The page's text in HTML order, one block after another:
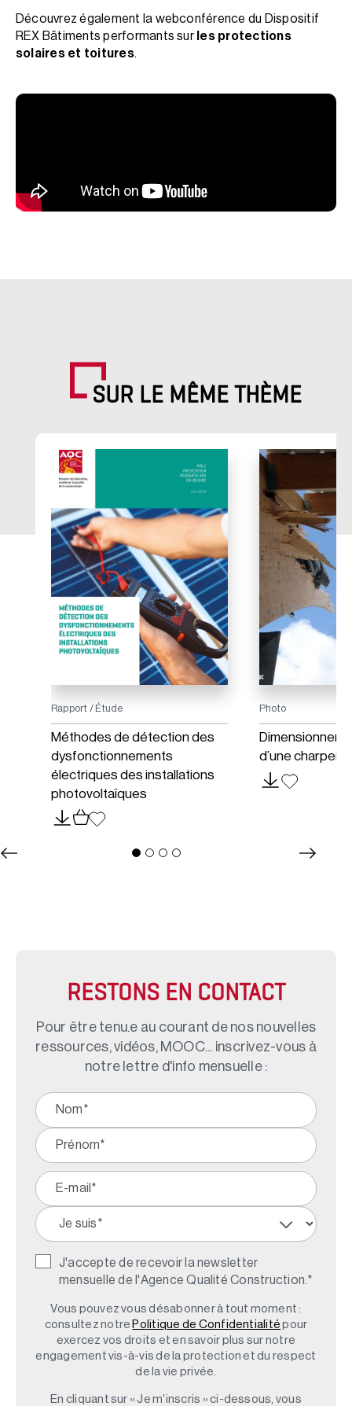
Découvrez également la webconférence du Dispositif
REX Bâtiments performants surles protections
solaires et toitures.
SUR LE MÊME THÈME
Rapport / Étude
Méthodes de détection des
dysfonctionnements
électriques des installations
photovoltaïques
Photo
d’une
RESTONS EN CONTACT
Pour être tenu.e au courant de nos nouvelles
ressources, vidéos, MOOC... inscrivez-vous à
notre lettre d'info mensuelle :
J'accepte de recevoir la newsletter
mensuelle de l'Agence Qualité Construction. *
Vous pouvez vous désabonner à tout moment :
consultez notre Politique de Confidentialité pour
exercez vos droits et en savoir plus sur notre
engagement vis-à-vis de la protection et du respect
de la vie privée.
En cliquant sur « Je m'inscris » ci-dessous, vous